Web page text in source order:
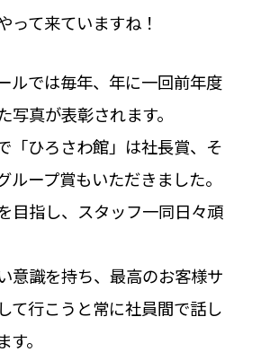
って来ていますね！
ルでは毎年、年に一回前年度
写真が表彰されます。
「ひろさわ館」は社長賞、そ
ループ賞もいただきました。
目指し、スタッフ一同日々頑
意識を持ち、最高のお客様サ
て行こうと常に社員間で話し
。